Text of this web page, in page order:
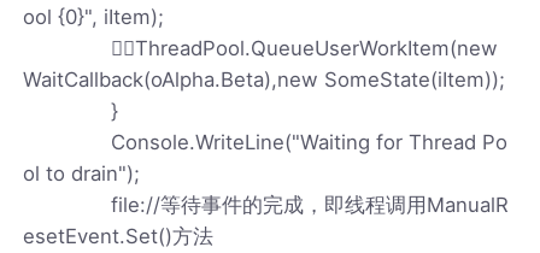
ool {0}", iItem);
ThreadPool.QueueUserWorkItem(new
WaitCallback(oAlpha.Beta),new SomeState(iItem));
}
Console.WriteLine("Waiting for Thread Po
ol to drain");
file://等待事件的完成，即线程调用ManualR
esetEvent.Set()方法